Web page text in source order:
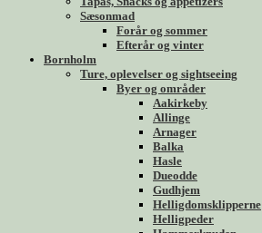
Sæsonmad
Forår og sommer
Efterår og vinter
Bornholm
Ture, oplevelser og sightseeing
Byer og områder
Aakirkeby
Allinge
Arnager
Balka
Hasle
Dueodde
Gudhjem
Helligdomsklipperne
Helligpeder